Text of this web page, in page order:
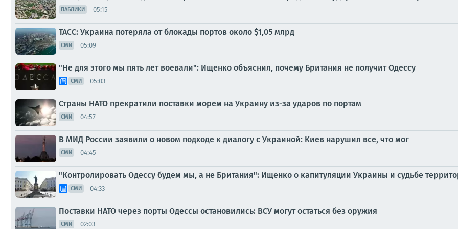
ПАБЛИКИ 05:15
ТАСС: Украина потеряла от блокады портов около $1,05 млрд
СМИ 05:09
"Не для этого мы пять лет воевали": Ищенко объяснил, почему Британия не получит Одессу
СМИ 05:03
Страны НАТО прекратили поставки морем на Украину из-за ударов по портам
СМИ 04:57
В МИД России заявили о новом подходе к диалогу с Украиной: Киев нарушил все, что мог
СМИ 04:45
"Контролировать Одессу будем мы, а не Британия": Ищенко о капитуляции Украины и судьбе
СМИ 04:33
Поставки НАТО через порты Одессы остановились: ВСУ могут остаться без оружия
СМИ 02:03